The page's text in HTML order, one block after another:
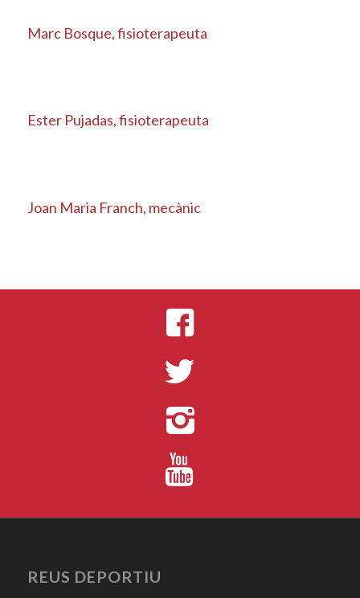
Marc Bosque, fisioterapeuta
Ester Pujadas, fisioterapeuta
Joan Maria Franch, mecànic
REUS DEPORTIU